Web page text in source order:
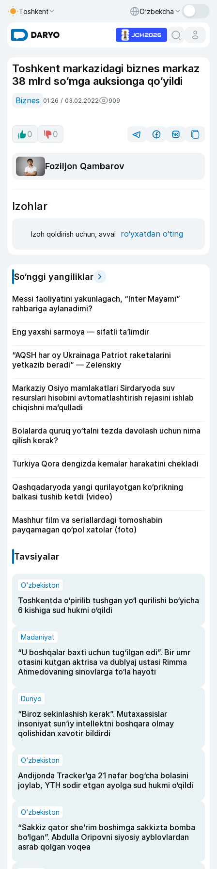
Toshkent O‘zbekcha
Toshkent markazidagi biznes markaz
38 mlrd so‘mga auksionga qo‘yildi
Biznes 01:26 / 03.02.2022 909
0 0
Foziljon Qambarov
Izohlar
Izoh qoldirish uchun, avval ro‘yxatdan o‘ting
So‘nggi yangiliklar
Messi faoliyatini yakunlagach, “Inter Mayami”
rahbariga aylanadimi?
Eng yaxshi sarmoya — sifatli ta’limdir
“AQSH har oy Ukrainaga Patriot raketalarini
yetkazib beradi” — Zelenskiy
Markaziy Osiyo mamlakatlari Sirdaryoda suv
resurslari hisobini avtomatlashtirish rejasini ishlab
chiqishni ma’qulladi
Bolalarda quruq yo‘talni tezda davolash uchun nima
qilish kerak?
Turkiya Qora dengizda kemalar harakatini chekladi
Qashqadaryoda yangi qurilayotgan ko‘prikning
balkasi tushib ketdi (video)
Mashhur film va seriallardagi tomoshabin
payqamagan qo‘pol xatolar (foto)
Tavsiyalar
O‘zbekiston
Toshkentda o‘pirilib tushgan yo‘l qurilishi bo‘yicha
6 kishiga sud hukmi o‘qildi
Madaniyat
“U boshqalar baxti uchun tug‘ilgan edi”. Bir umr
otasini kutgan aktrisa va dublyaj ustasi Rimma
Ahmedovaning sinovlarga to‘la hayoti
Dunyo
“Biroz sekinlashish kerak”. Mutaxassislar
insoniyat sun’iy intellektni boshqara olmay
qolishidan xavotir bildirdi
O‘zbekiston
Andijonda Tracker’ga 21 nafar bog‘cha bolasini
joylab, YTH sodir etgan ayolga sud hukmi o‘qildi
O‘zbekiston
“Sakkiz qator she’rim boshimga sakkizta bomba
bo‘lgan”. Abdulla Oripovni siyosiy ayblovlardan
asrab qolgan voqea